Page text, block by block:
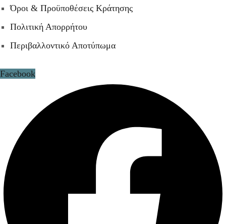
Όροι & Προϋποθέσεις Κράτησης
Πολιτική Απορρήτου
Περιβαλλοντικό Αποτύπωμα
Facebook